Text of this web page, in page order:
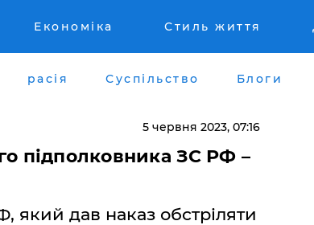
Економіка Стиль життя
расія Суспільство Блоги
5 червня 2023, 07:16
підполковника ЗС РФ –
який дав наказ обстріляти